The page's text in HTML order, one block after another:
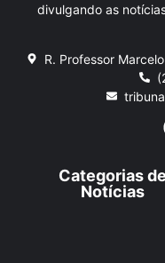
divulgando as
R. Professor
Categorias de
Notícias